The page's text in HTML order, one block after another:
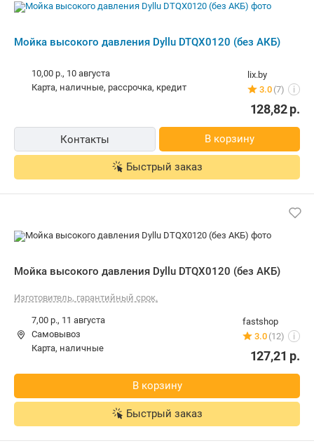
Мойка высокого давления Dyllu DTQX0120 (без АКБ)
lix.by
3.0 (7) i
10,00 р., 10 августа
карта, наличные, рассрочка, кредит
128,82р.
Контакты В корзину
Быстрый заказ
Мойка высокого давления Dyllu DTQX0120 (без АКБ)
Изготовитель, гарантийный срок.
fastshop
3.0 (12) i
7,00 р., 11 августа
Самовывоз
карта, наличные
127,21 р.
В корзину
Быстрый заказ